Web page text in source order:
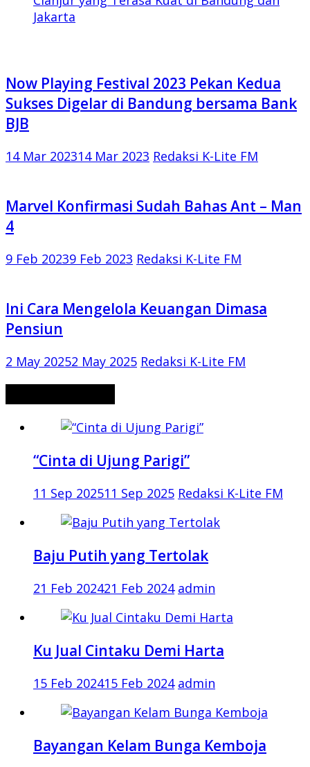
Jakarta
Now Playing Festival 2023 Pekan Kedua
Sukses Digelar di Bandung bersama Bank
BJB
14 Mar 202314 Mar 2023 Redaksi K-Lite FM
Marvel Konfirmasi Sudah Bahas Ant – Man
4
9 Feb 20239 Feb 2023 Redaksi K-Lite FM
Ini Cara Mengelola Keuangan Dimasa
Pensiun
2 May 20252 May 2025 Redaksi K-Lite FM
“Cinta di Ujung Parigi”
11 Sep 202511 Sep 2025 Redaksi K-Lite FM
Baju Putih yang Tertolak
21 Feb 202421 Feb 2024 admin
Ku Jual Cintaku Demi Harta
15 Feb 202415 Feb 2024 admin
Bayangan Kelam Bunga Kemboja